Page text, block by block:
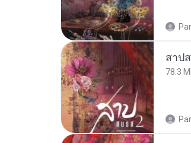
สาป
78.3